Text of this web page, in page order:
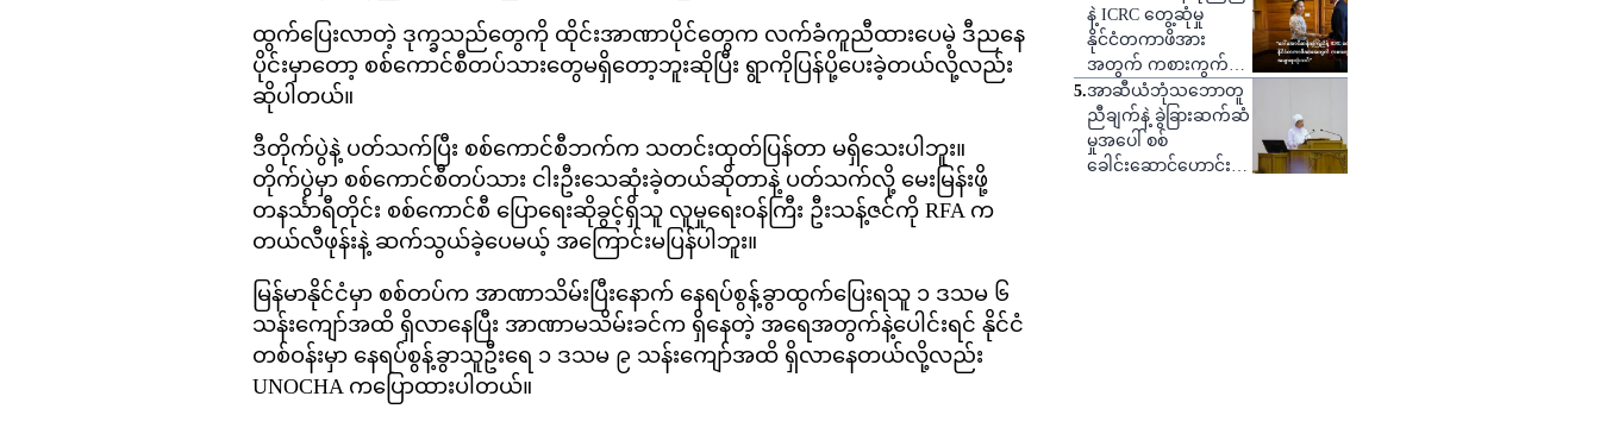
ထွက်ပြေးလာတဲ့ ဒုက္ခသည်တွေကို ထိုင်းအာဏာပိုင်တွေက လက်ခံကူညီထားပေမဲ့ ဒီညနေ
ပိုင်းမှာတော့ စစ်ကောင်စီတပ်သားတွေမရှိတော့ဘူးဆိုပြီး ရွာကိုပြန်ပို့ပေးခဲ့တယ်လို့လည်း
ဆိုပါတယ်။
ဒီတိုက်ပွဲနဲ့ ပတ်သက်ပြီး စစ်ကောင်စီဘက်က သတင်းထုတ်ပြန်တာ မရှိသေးပါဘူး။
တိုက်ပွဲမှာ စစ်ကောင်စီတပ်သား ငါးဦးသေဆုံးခဲ့တယ်ဆိုတာနဲ့ ပတ်သက်လို့ မေးမြန်းဖို့
တနင်္သာရီတိုင်း စစ်ကောင်စီ ပြောရေးဆိုခွင့်ရှိသူ လူမှုရေးဝန်ကြီး ဦးသန့်ဇင်ကို RFA က
တယ်လီဖုန်းနဲ့ ဆက်သွယ်ခဲ့ပေမယ့် အကြောင်းမပြန်ပါဘူး။
မြန်မာနိုင်ငံမှာ စစ်တပ်က အာဏာသိမ်းပြီးနောက် နေရပ်စွန့်ခွာထွက်ပြေးရသူ ၁ ဒသမ ၆
သန်းကျော်အထိ ရှိလာနေပြီး အာဏာမသိမ်းခင်က ရှိနေတဲ့ အရေအတွက်နဲ့ပေါင်းရင် နိုင်ငံ
တစ်ဝန်းမှာ နေရပ်စွန့်ခွာသူဦးရေ ၁ ဒသမ ၉ သန်းကျော်အထိ ရှိလာနေတယ်လို့လည်း
UNOCHA ကပြောထားပါတယ်။
နဲ့ ICRC တွေ့ဆုံမှု
နိုင်ငံတကာဖိအား
အတွက် ကစားကွက်
တစ်ခုဟု သုံးသပ်
5.အာဆီယံဘုံသဘောတူ
ညီချက်နဲ့ ခွဲခြားဆက်ဆံ
မှုအပေါ် စစ်
ခေါင်းဆောင်ဟောင်း